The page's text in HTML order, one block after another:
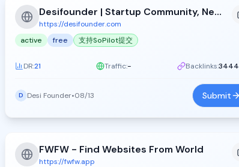
Desifounder | Startup Community, News &amp; Product&#xA0;Launches
https://desifounder.com
active
free 支持SoPilot提交
DR:21 Traffic:- Backlinks:3444
D Desi Founder•08/13 Submit
FWFW - Find Websites From World
https://fwfw.app